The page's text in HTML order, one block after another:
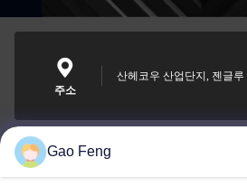
주소
산헤코우 산업단지, 젠글루
suli@sulidry.com
Gao Feng